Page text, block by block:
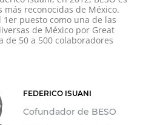
reconocidas de México.
1er puesto como una de las
de México por Great
de 50 a 500 colaboradores
FEDERICO ISUANI
Cofundador de BESO